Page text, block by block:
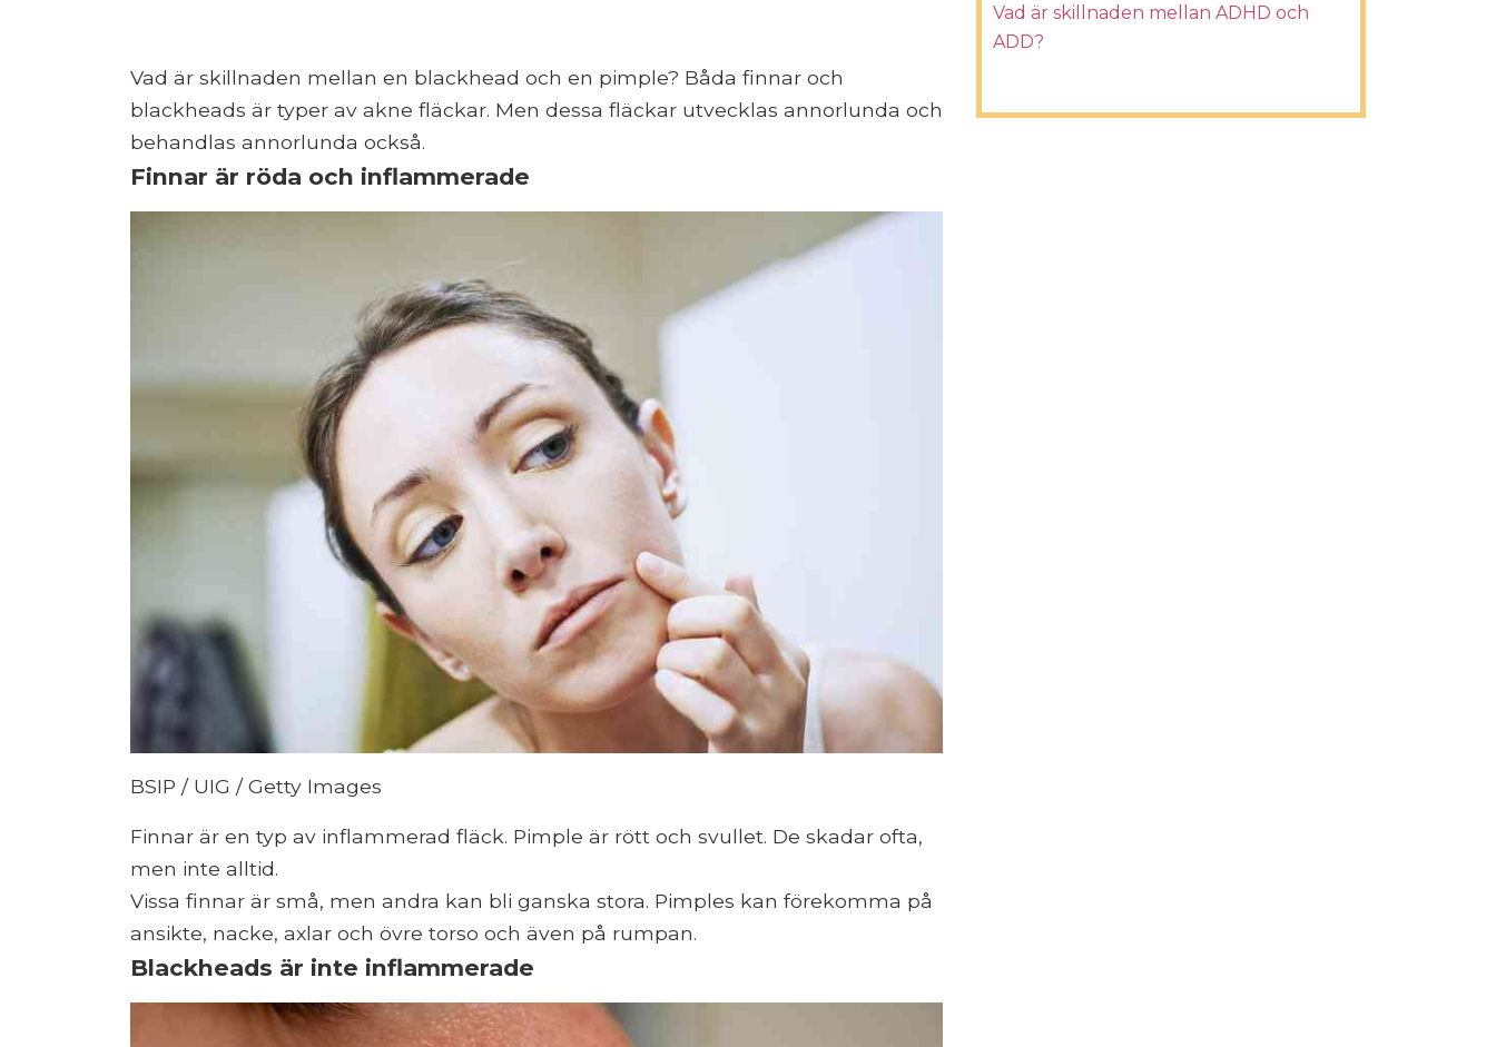
Vad är skillnaden mellan en blackhead och en pimple? Båda finnar och
blackheads är typer av akne fläckar. Men dessa fläckar utvecklas annorlunda och
behandlas annorlunda också.
Finnar är röda och inflammerade
BSIP / UIG / Getty Images
Finnar är en typ av inflammerad fläck. Pimple är rött och svullet. De skadar ofta,
men inte alltid.
Vissa finnar är små, men andra kan bli ganska stora. Pimples kan förekomma på
ansikte, nacke, axlar och övre torso och även på rumpan.
Blackheads är inte inflammerade
Vad är skillnaden mellan ADHD och
ADD?